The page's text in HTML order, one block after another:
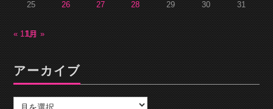
25 26 27 28 29 30 31
« 11月1月 »
アーカイブ